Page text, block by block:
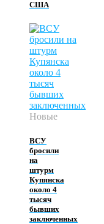
США
Новые
ВСУ
бросили
на
штурм
Купянска
около 4
тысяч
бывших
заключенных